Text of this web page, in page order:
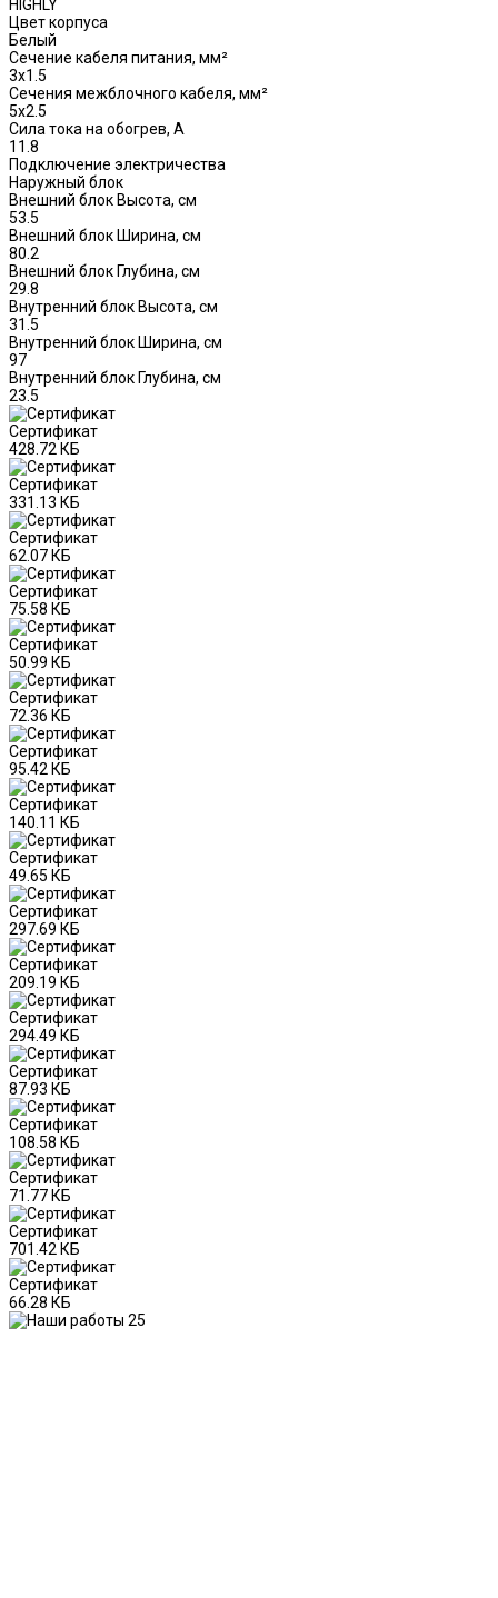
HIGHLY
Цвет корпуса
Белый
Сечение кабеля питания, мм²
3x1.5
Сечения межблочного кабеля, мм²
5x2.5
Сила тока на обогрев, А
11.8
Подключение электричества
Наружный блок
Внешний блок Высота, см
53.5
Внешний блок Ширина, см
80.2
Внешний блок Глубина, см
29.8
Внутренний блок Высота, см
31.5
Внутренний блок Ширина, см
97
Внутренний блок Глубина, см
23.5
Сертификат
428.72 КБ
Сертификат
331.13 КБ
Сертификат
62.07 КБ
Сертификат
75.58 КБ
Сертификат
50.99 КБ
Сертификат
72.36 КБ
Сертификат
95.42 КБ
Сертификат
140.11 КБ
Сертификат
49.65 КБ
Сертификат
297.69 КБ
Сертификат
209.19 КБ
Сертификат
294.49 КБ
Сертификат
87.93 КБ
Сертификат
108.58 КБ
Сертификат
71.77 КБ
Сертификат
701.42 КБ
Сертификат
66.28 КБ